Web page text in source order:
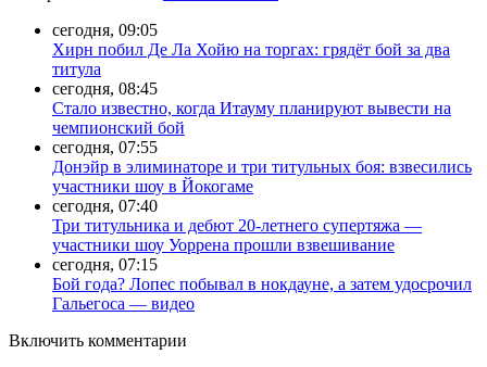
сегодня, 09:05
Хирн побил Де Ла Хойю на торгах: грядёт бой за два
титула
сегодня, 08:45
Стало известно, когда Итауму планируют вывести на
чемпионский бой
сегодня, 07:55
Донэйр в элиминаторе и три титульных боя: взвесились
участники шоу в Йокогаме
сегодня, 07:40
Три титульника и дебют 20-летнего супертяжа —
участники шоу Уоррена прошли взвешивание
сегодня, 07:15
Бой года? Лопес побывал в нокдауне, а затем удосрочил
Гальегоса — видео
Включить комментарии